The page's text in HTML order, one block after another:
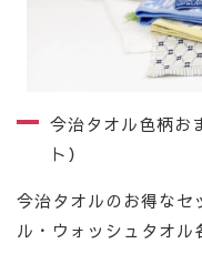
今治タオル色柄
ト）
今治タオルのお得な
ル・ウォッシュタオル